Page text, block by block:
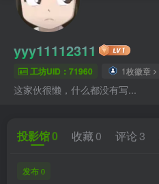
yyy11112311
工坊UID：71960 1枚徽章
这家伙很懒，什么都没有写...
投影馆0 收藏 0 评论 3
发布 0